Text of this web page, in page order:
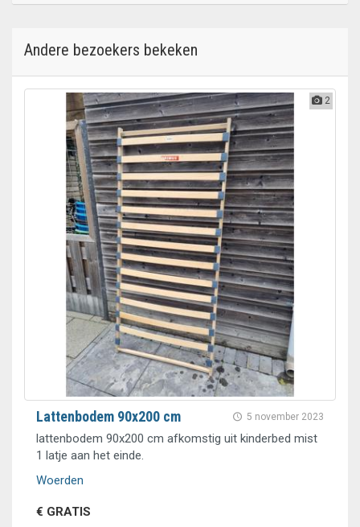
Andere bezoekers bekeken
2
5 november 2023
Lattenbodem 90x200 cm
lattenbodem 90x200 cm afkomstig uit kinderbed mist
1 latje aan het einde.
Woerden
€ GRATIS